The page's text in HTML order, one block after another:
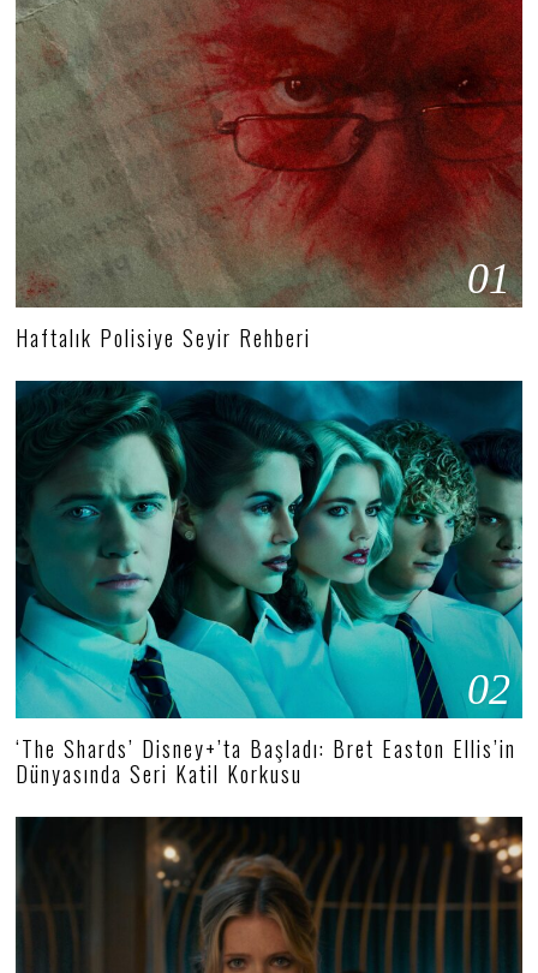
01
Haftalık Polisiye Seyir Rehberi
02
‘The Shards’ Disney+’ta Başladı: Bret Easton Ellis’in
Dünyasında Seri Katil Korkusu